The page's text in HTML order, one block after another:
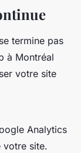
termine pas
à Montréal
votre site
Analytics
votre site.